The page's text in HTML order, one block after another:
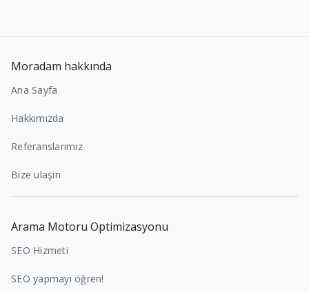
Moradam hakkında
Ana Sayfa
Hakkımızda
Referanslarımız
Bize ulaşın
Arama Motoru Optimizasyonu
SEO Hizmeti
SEO yapmayı öğren!